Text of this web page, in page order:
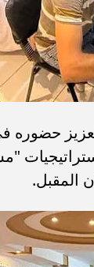
المقبل.